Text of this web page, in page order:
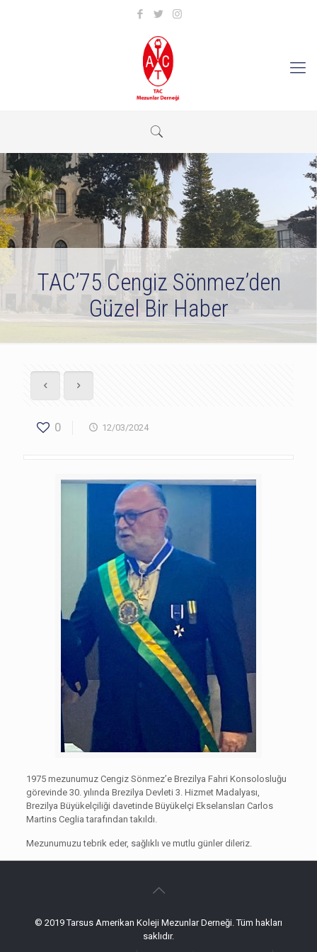
TAC’75 Cengiz Sönmez’den
Güzel Bir Haber
0 12/03/2024
1975 mezunumuz Cengiz Sönmez’e Brezilya Fahri Konsolosluğu
görevinde 30. yılında Brezilya Devleti 3. Hizmet Madalyası,
Brezilya Büyükelçiliği davetinde Büyükelçi Ekselansları Carlos
Martins Ceglia tarafından takıldı.
Mezunumuzu tebrik eder, sağlıklı ve mutlu günler dileriz.
© 2019 Tarsus Amerikan Koleji Mezunlar Derneği. Tüm hakları
saklıdır.